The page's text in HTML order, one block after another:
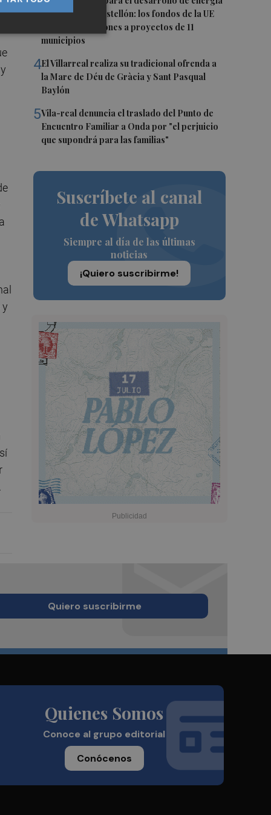
renovable en Castellón: los fondos de la UE
destinan 19 millones a proyectos de 11
municipios
4El Villarreal realiza su tradicional ofrenda a
la Mare de Déu de Gràcia y Sant Pasqual
Baylón
5Vila-real denuncia el traslado del Punto de
Encuentro Familiar a Onda por "el perjuicio
que supondrá para las familias"
Suscríbete al canal
de Whatsapp
Siempre al día de las últimas
noticias
¡Quiero suscribirme!
Quiero suscribirme
Quienes Somos
Conoce al grupo editorial
Conócenos